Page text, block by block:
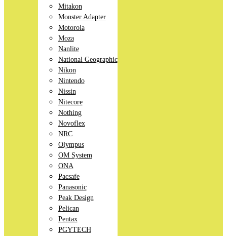
Mitakon
Monster Adapter
Motorola
Moza
Nanlite
National Geographic
Nikon
Nintendo
Nissin
Nitecore
Nothing
Novoflex
NRC
Olympus
OM System
ONA
Pacsafe
Panasonic
Peak Design
Pelican
Pentax
PGYTECH